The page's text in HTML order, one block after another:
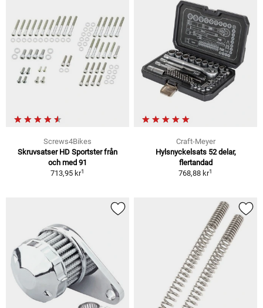
Screws4Bikes
Skruvsatser HD Sportster från
och med 91
713,95 kr1
Craft-Meyer
Hylsnyckelsats 52 delar,
flertandad
768,88 kr1